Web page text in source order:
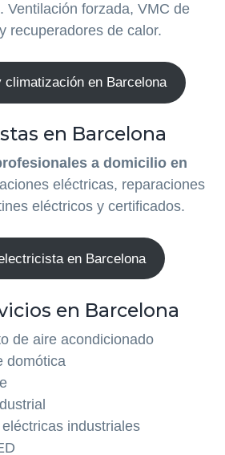
Ventilación forzada, VMC de
recuperadores de calor.
climatización en Barcelona
en Barcelona
a domicilio en
eléctricas, reparaciones
eléctricos y certificados.
en Barcelona
en Barcelona
de aire acondicionado
domótica
industriales